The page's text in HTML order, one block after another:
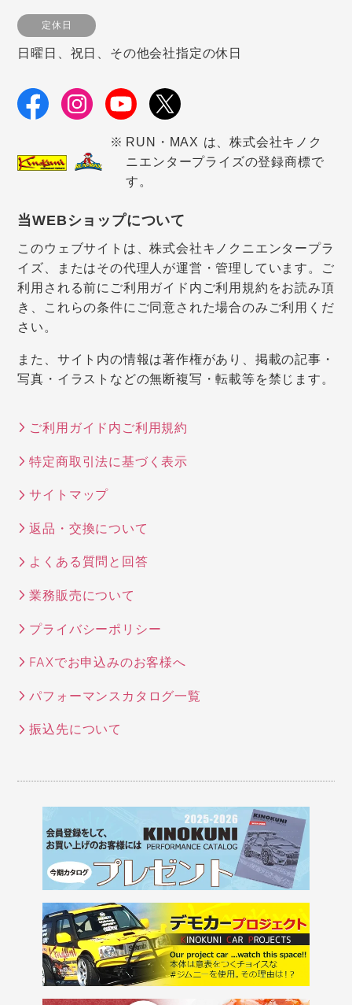
定休日
日曜日、祝日、その他会社指定の休日
RUN・MAX は、株式会社キノク
ニエンタープライズの登録商標で
す。
当WEBショップについて
このウェブサイトは、株式会社キノクニエンタープラ
イズ、またはその代理人が運営・管理しています。ご
利用される前にご利用ガイド内ご利用規約をお読み頂
き、これらの条件にご同意された場合のみご利用くだ
さい。
また、サイト内の情報は著作権があり、掲載の記事・
写真・イラストなどの無断複写・転載等を禁じます。
ご利用ガイド内ご利用規約
特定商取引法に基づく表示
サイトマップ
返品・交換について
よくある質問と回答
業務販売について
プライバシーポリシー
FAXでお申込みのお客様へ
パフォーマンスカタログ一覧
振込先について